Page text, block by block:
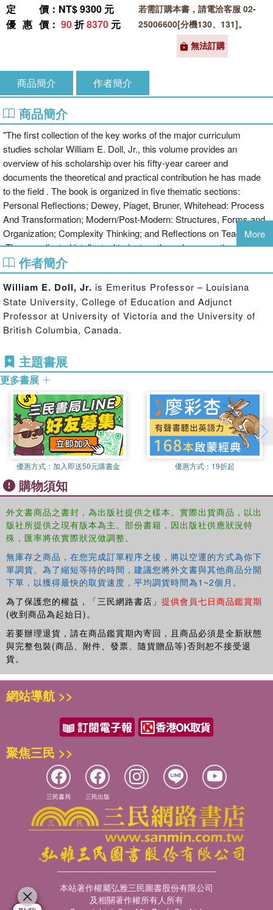
定價 ：NT$ 9300 元
優惠價 ： 90折8370 元
若需訂購本書，請電洽客服 02-
25006600[分機130、131]。
無法訂購
商品簡介 作者簡介
商品簡介
"The first collection of the key works of the major curriculum
studies scholar William E. Doll, Jr., this volume provides an
overview of his scholarship over his fifty-year career and
documents the theoretical and practical contribution he has made
to the field . The book is organized in five thematic sections:
Personal Reflections; Dewey, Piaget, Bruner, Whitehead: Process
And Transformation; Modern/Post-Modern: Structures, Forms and
Organization; Complexity Thinking; and Reflections on Teaching
.The complicated intellectual trajectory through pragmatism,
postmodernism and complexity theory not only testifies to Doll's
individual lifetime works but is also intimately related to the
landscape of education to which he has made an important
contribution. Of interest to curriculum scholars around the world,
the book will hold special significance for graduate students and
junior scholars who came of the age in the field Doll helped create:
theory"-- Provided by publisher.
More
作者簡介
William E. Doll, Jr. is Emeritus Professor – Louisiana
State University, College of Education and Adjunct
Professor at University of Victoria and the University of
British Columbia, Canada.
主題書展
更多書展
優惠方式： 加入即送50元購書金 優惠方式： 19折起
購物須知
外文書商品之書封，為出版社提供之樣本。實際出貨商品，以出
版社所提供之現有版本為主。部份書籍，因出版社供應狀況特
殊，匯率將依實際狀況做調整。
無庫存之商品，在您完成訂單程序之後，將以空運的方式為你下
單調貨。為了縮短等待的時間，建議您將外文書與其他商品分開
下單，以獲得最快的取貨速度，平均調貨時間為1~2個月。
為了保護您的權益，「三民網路書店」 提供會員七日商品鑑賞期
(收到商品為起始日)。
若要辦理退貨，請在商品鑑賞期內寄回，且商品必須是全新狀態
與完整包裝(商品、附件、發票、隨貨贈品等)否則恕不接受退
貨。
網站導航 >>
聚焦三民 >>
三民書局 三民出版
本站著作權屬弘雅三民圖書股份有限公司
及相關著作權所有人所有